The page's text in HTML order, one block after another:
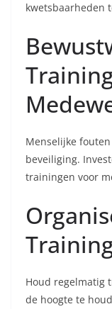
kwetsbaarheden
Menselijke
beveiliging.
trainingen voor
Houd regelmatig
de hoogte te